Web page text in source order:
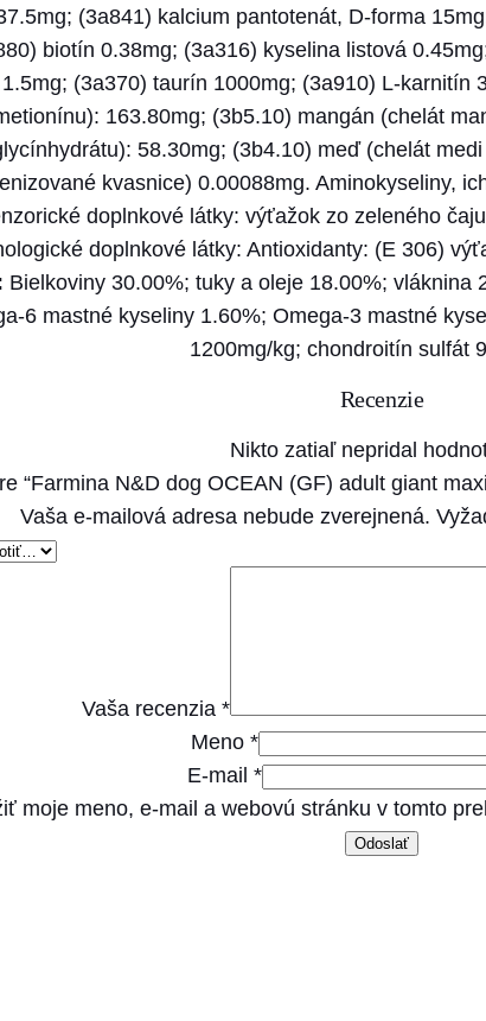
D
d
o
g
O
C
E
A
N
(
G
a
d
u
n
t
m
a
(3a841) kalcium pantotenát, D-forma
biotín 0.38mg; (3a316) kyselina listová
(3a370) taurín 1000mg; (3a910) L-
163.80mg; (3b5.10) mangán (chelát
58.30mg; (3b4.10) meď (chelát
kvasnice) 0.00088mg. Aminokyseliny,
doplnkové látky: výťažok zo zeleného
doplnkové látky: Antioxidanty: (E 306)
Bielkoviny 30.00%; tuky a oleje 18.00%;
6 mastné kyseliny 1.60%; Omega-3 mastné
1200mg/kg; chondroitín sulfát
Recenzie
Nikto zatiaľ nepridal
“Farmina N&D dog OCEAN (GF) adult giant
Vaša e-mailová adresa nebude zverejnená.
Vaša recenzia *
Meno *
E-mail *
moje meno, e-mail a webovú stránku v tomto